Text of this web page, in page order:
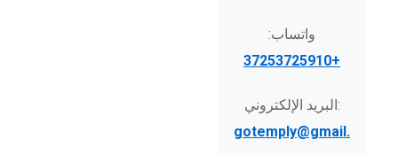
واتساب:
+37253725910
البريد الإلكتروني:
gotemply@gmail.